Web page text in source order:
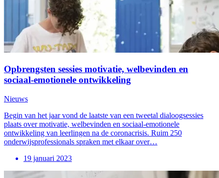
Opbrengsten sessies motivatie, welbevinden en
sociaal-emotionele ontwikkeling
Nieuws
Begin van het jaar vond de laatste van een tweetal dialoogsessies
plaats over motivatie, welbevinden en sociaal-emotionele
ontwikkeling van leerlingen na de coronacrisis. Ruim 250
onderwijsprofessionals spraken met elkaar over…
19 januari 2023